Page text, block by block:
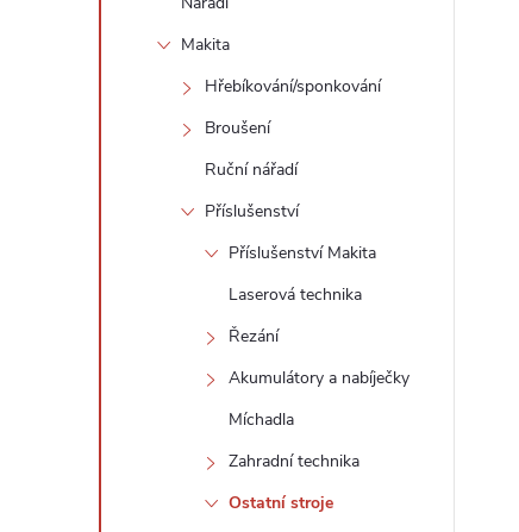
Makita
Hřebíkování/sponkování
Broušení
Ruční nářadí
Příslušenství
Příslušenství Makita
Laserová technika
Řezání
Akumulátory a nabíječky
Míchadla
Zahradní technika
Ostatní stroje